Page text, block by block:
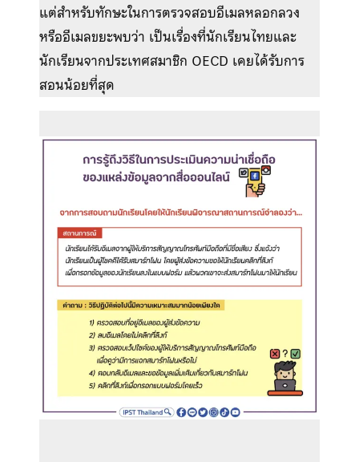
แต่สำหรับทักษะในการตรวจสอบอีเมลหลอกลวง
หรืออีเมลขยะพบว่า เป็นเรื่องที่นักเรียนไทยและ
นักเรียนจากประเทศสมาชิก OECD เคยได้รับการ
สอนน้อยที่สุด